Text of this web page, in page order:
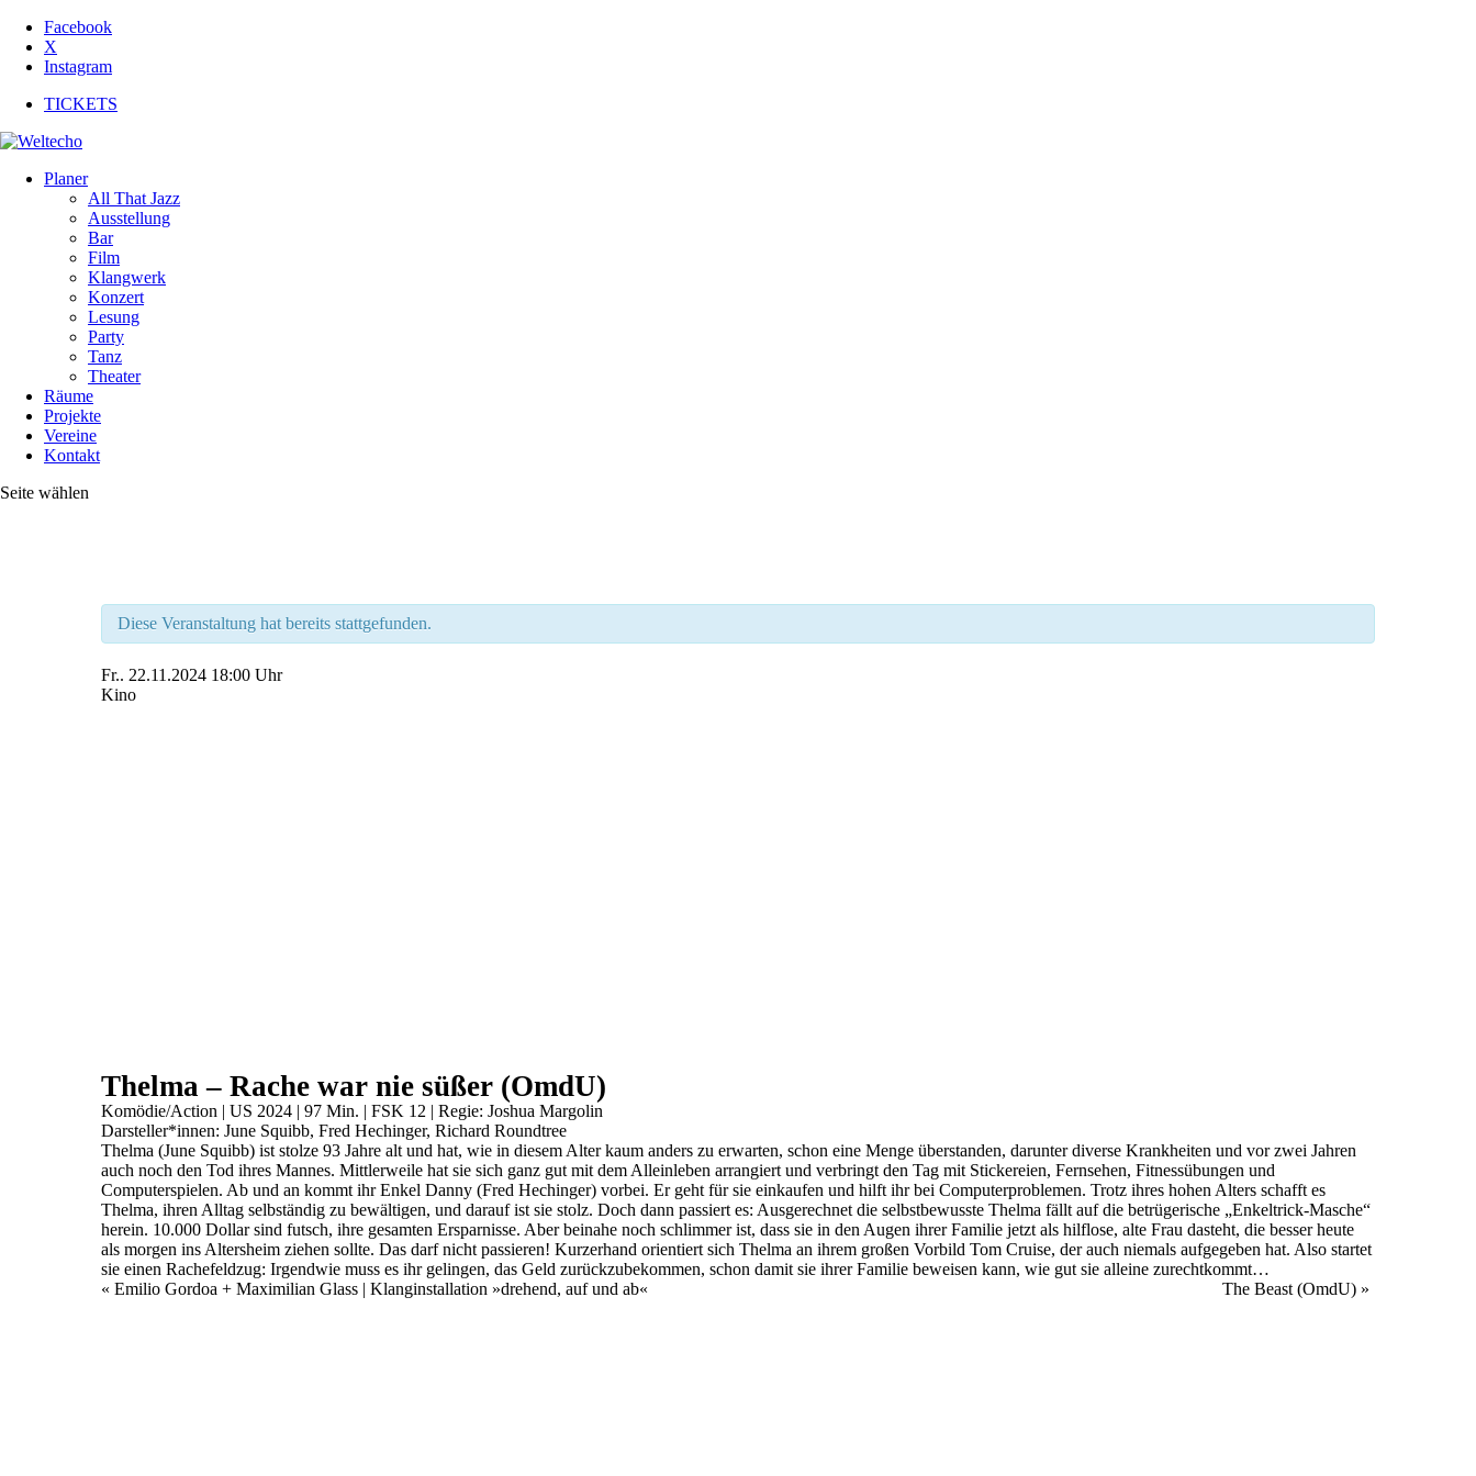
Facebook
X
Instagram
TICKETS
Planer
All That Jazz
Ausstellung
Bar
Film
Klangwerk
Konzert
Lesung
Party
Tanz
Theater
Räume
Projekte
Vereine
Kontakt
Seite wählen
Diese Veranstaltung hat bereits stattgefunden.
Fr.. 22.11.2024 18:00 Uhr
Kino
Thelma – Rache war nie süßer (OmdU)
Komödie/Action | US 2024 | 97 Min. | FSK 12 | Regie: Joshua Margolin
Darsteller*innen: June Squibb, Fred Hechinger, Richard Roundtree
Thelma (June Squibb) ist stolze 93 Jahre alt und hat, wie in diesem Alter kaum anders zu erwarten, schon eine Menge überstanden, darunter diverse Krankheiten und vor zwei Jahren
auch noch den Tod ihres Mannes. Mittlerweile hat sie sich ganz gut mit dem Alleinleben arrangiert und verbringt den Tag mit Stickereien, Fernsehen, Fitnessübungen und
Computerspielen. Ab und an kommt ihr Enkel Danny (Fred Hechinger) vorbei. Er geht für sie einkaufen und hilft ihr bei Computerproblemen. Trotz ihres hohen Alters schafft es
Thelma, ihren Alltag selbständig zu bewältigen, und darauf ist sie stolz. Doch dann passiert es: Ausgerechnet die selbstbewusste Thelma fällt auf die betrügerische „Enkeltrick-Masche“
herein. 10.000 Dollar sind futsch, ihre gesamten Ersparnisse. Aber beinahe noch schlimmer ist, dass sie in den Augen ihrer Familie jetzt als hilflose, alte Frau dasteht, die besser heute
als morgen ins Altersheim ziehen sollte. Das darf nicht passieren! Kurzerhand orientiert sich Thelma an ihrem großen Vorbild Tom Cruise, der auch niemals aufgegeben hat. Also startet
sie einen Rachefeldzug: Irgendwie muss es ihr gelingen, das Geld zurückzubekommen, schon damit sie ihrer Familie beweisen kann, wie gut sie alleine zurechtkommt…
Veranstaltung
« Emilio Gordoa + Maximilian Glass | Klanginstallation »drehend, auf und ab« The Beast (OmdU) »